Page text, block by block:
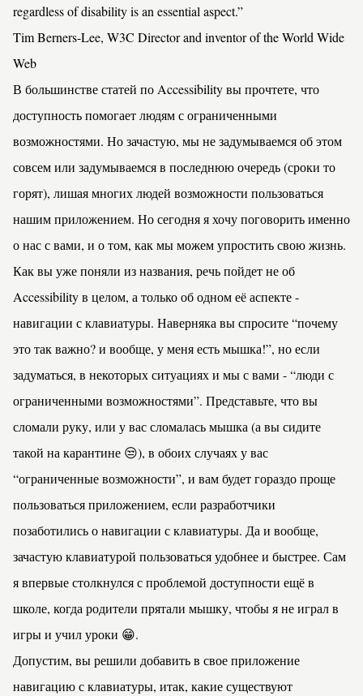
regardless of disability is an essential aspect.”
Tim Berners-Lee, W3C Director and inventor of the World Wide
Web
В большинстве статей поAccessibilityвы прочтете, что
доступность помогает людям с ограниченными
возможностями. Но зачастую, мы не задумываемся об этом
совсем или задумываемся в последнюю очередь (сроки то
горят), лишая многих людей возможности пользоваться
нашим приложением. Но сегодня я хочу поговорить именно
о нас с вами, и о том, как мы можем упростить свою жизнь.
Как вы уже поняли из названия, речь пойдет не об
Accessibilityв целом, а только об одном её аспекте -
навигации с клавиатуры. Наверняка вы спросите “почему
это так важно? и вообще, у меня есть мышка!”, но если
задуматься, в некоторых ситуациях и мы с вами - “люди с
ограниченными возможностями”. Представьте, что вы
сломали руку, или у вас сломалась мышка (а вы сидите
такой на карантине 😒), в обоих случаях у вас
“ограниченные возможности”, и вам будет гораздо проще
пользоваться приложением, если разработчики
позаботились о навигации с клавиатуры. Да и вообще,
зачастую клавиатурой пользоваться удобнее и быстрее. Сам
я впервые столкнулся с проблемой доступности ещё в
школе, когда родители прятали мышку, чтобы я не играл в
игры и учил уроки 😁.
Допустим, вы решили добавить в свое приложение
навигацию с клавиатуры, итак, какие существуют